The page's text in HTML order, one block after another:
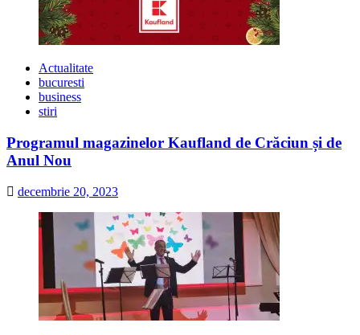
Actualitate
bucuresti
business
stiri
Programul magazinelor Kaufland de Crăciun și de
Anul Nou
decembrie 20, 2023